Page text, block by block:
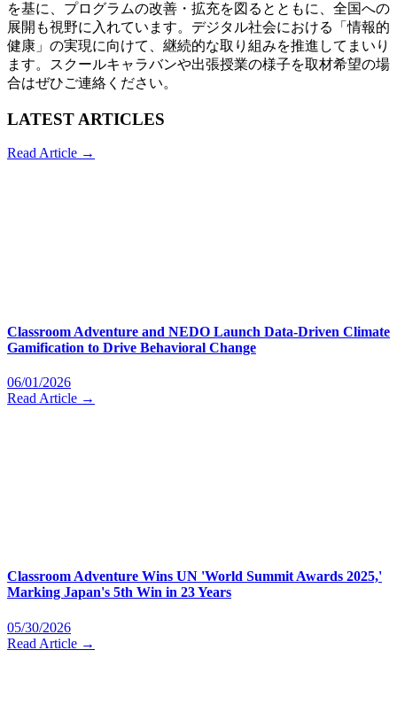
を基に、プログラムの改善・拡充を図るとともに、全国への
展開も視野に入れています。デジタル社会における「情報的
健康」の実現に向けて、継続的な取り組みを推進してまいり
ます。スクールキャラバンや出張授業の様子を取材希望の場
合はぜひご連絡ください。
LATEST ARTICLES
Read Article →
Classroom Adventure and NEDO Launch Data-Driven Climate
Gamification to Drive Behavioral Change
06/01/2026
Read Article →
Classroom Adventure Wins UN 'World Summit Awards 2025,'
Marking Japan's 5th Win in 23 Years
05/30/2026
Read Article →